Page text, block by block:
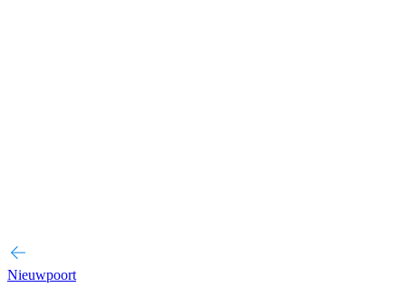
Nieuwpoort